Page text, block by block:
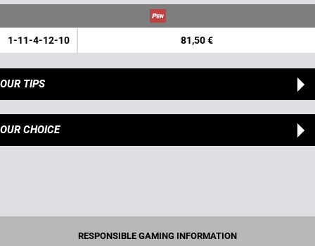
1-11-4-12-10 81,50 €
OUR TIPS
OUR CHOICE
RESPONSIBLE GAMING INFORMATION